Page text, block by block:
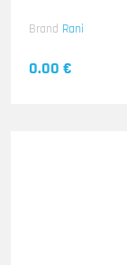
Brand Rani
0.00 €